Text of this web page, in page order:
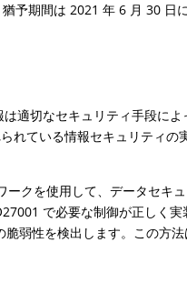
予期間は 2021 年 6 月 30 日
適切なセキュリティ手段に
れている情報セキュリティの
クを使用して、データセキ
で必要な制御が正しく実
弱性を検出します。この方